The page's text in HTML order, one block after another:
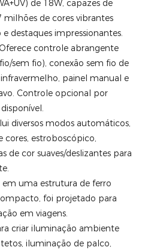
de 18W, capazes de
de cores vibrantes
destaques impressionantes.
controle abrangente
sem fio), conexão sem fio de
painel manual e
Controle opcional por
diversos modos automáticos,
cores, estroboscópico,
de cor suaves/deslizantes para
uma estrutura de ferro
foi projetado para
em viagens.
criar iluminação ambiente
iluminação de palco,